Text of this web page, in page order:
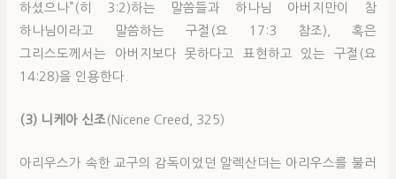
하셨으나”(히 3:2)하는 말씀들과 하나님 아버지만이 참
하나님이라고 말씀하는 구절(요 17:3 참조), 혹은
그리스도께서는 아버지보다 못하다고 표현하고 있는 구절(요
14:28)을 인용한다.
(3) 니케아 신조(Nicene Creed, 325)
아리우스가 속한 교구의 감독이었던 알렉산더는 아리우스를 불러